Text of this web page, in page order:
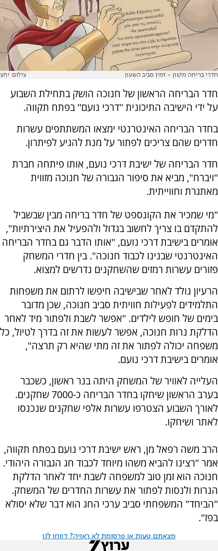
חדרי בריחה מקוון - זמין סביב השעון צילום: יחצ
חדר הבריחה הראשון של חנוכה הושק בתחילת השבוע
על ידי הישיבה התיכונית ''דרכי נועם'' בפתח תקווה.
בחדר הבריחה האינטרנטי ימצאו המשתתפים עשרות
חדרים שהם צריכים לפתור על מנת להגיע לפיתרון.
חדר הבריחה של ישיבת דרכי נועם, אותו פיתחה חברת
"ויברח", מביא את סיפור הגבורה של חנוכה מזווית
מאתגרת וחווייתית.
"מי שמכיר את הקונספט של חדר בריחה מבין שבשביל
להתקדם בו צריך לחשוב בגדול ולהפעיל את היצירתיות",
אומרים בישיבת דרכי נועם, "אותו הדבר גם בחדר הבריחה
האינטרנטי שבנינו לכבוד חנוכה". בין חדרי המשחק
פזורים עשרות רמזים שהשחקנים נדרשים למצוא.
הרעיון נולד לאחר שבישיבה חיפשו לרתום את משפחות
התלמידים לפעילות חוויתית סביב חנוכה, שכן מדובר
בימים של חופש לילדים. "אפשר לשבת ולפתור מיד לאחר
הדלקת נרות חנוכה, אפשר לעשות את זה בדרך לטיול, כל
משפחה יכולה לפתור את זה מתי שהיא רק תרצה",
אומרים בישיבת דרכי נועם.
העלייה לאוויר של המשחק היתה בנר ראשון, כשכבר
בערב הראשון שיחקו בחדר הבריחה כ-7000 שחקנים.
לאורך השבוע הצטרפו עשרות אלפי שחקנים שנכנסו
לאתר ושיחקו.
הרב משה רפאל מן, ראש ישיבת דרכי נועם בפתח תקווה,
אמר "רצינו להביא משהו מיוחד לכבוד חג הגבורה היהודי.
חנוכה הוא זמן טוב למשפחה לשבת יחד לאחר הדלקת
הנרות ולנסות לפתור את עשרות החדרים של המשחק.
"הביחד" המשפחתי סביב ערכי החג הוא דבר שלא יסולא
בפז".
מצאתם טעות או פרסומת לא ראויה? דווחו לנו